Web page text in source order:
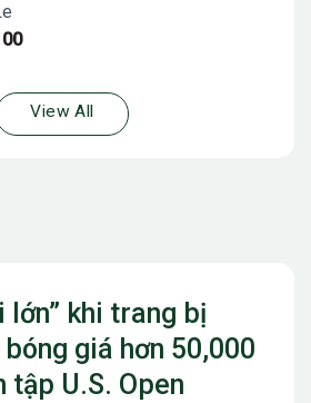
lớn” khi trang bị
giá hơn 50,000
tập U.S. Open
View All